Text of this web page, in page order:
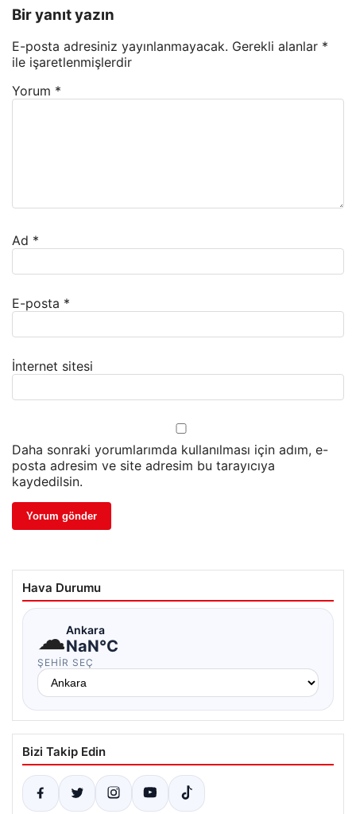
Bir yanıt yazın
E-posta adresiniz yayınlanmayacak. Gerekli alanlar *
ile işaretlenmişlerdir
Yorum *
Ad *
E-posta *
İnternet sitesi
Daha sonraki yorumlarımda kullanılması için adım, e-
posta adresim ve site adresim bu tarayıcıya
kaydedilsin.
Hava Durumu
☁Ankara
NaN°C
ŞEHIR SEÇ
Bizi Takip Edin